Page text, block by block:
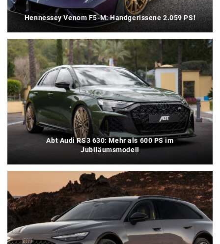
Hennessey Venom F5-M: Handgerissene 2.059 PS!
Abt Audi RS3 630: Mehr als 600 PS im
Jubiläumsmodell